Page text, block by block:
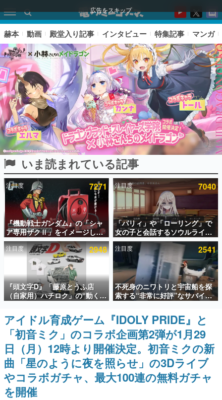
広告をスキップ
ピックアップ
電ファミのいま読まれている記事ランキング
アプリセール情報
インタビュー
連載・特集一覧
殿堂入り記事
SNS拡散数が数千以上！ ページビュー数万以上！ などな
ど。多くの人々に読まれた、電ファミ渾身の“殿堂入り”記
事をまとめました。
ゲームの企画書
名作ゲームクリエイターの方々に製作時のエピソードをお
聞きし、ヒットする企画（ゲーム）とは何か？を探ってい
きます。
赫本
この物語を解いてはいけない。『赫本』は、〈試験問題〉
の形をした短編ホラー小説集です。
赫本 動画 殿堂入り記事 インタビュー 特集記事 マンガ
いま読まれている記事
注目度 7271
『機動戦士ガンダム』の「シャ
ア専用ザクⅡ」をイメージした
散水ホースリールが予約開始。
本体にはシャアのパーソナルマ
ークやジオン公国軍のエンブレ
ム、型式番号などを配置
注目度 7040
「パリィ」や「ローリング」で
女の子と会話するソウルライク
恋愛ゲーム『小早川さんはソウ
ルライク』無料公開。返事に失
敗すると「YOU DIED」
注目度 2948
『頭文字D』「藤原とうふ店
（自家用）ハチロク」の“動くテ
ィッシュケース”が買えるポップ
アップショップが開催へ。マン
ガの舞台である群馬の「イオン
モール高崎」にて、8月11日か
ら8月20日までの期間限定で開
催予定
注目度 2541
不死身のニワトリと宇宙船を探
索する“非常に好評”なサバイバ
ルゲーム『Breathedge』が無
料で配布中。入手できる期間は8
月10日まで
アイドル育成ゲーム『IDOLY PRIDE』と
「初音ミク」のコラボ企画第2弾が1月29
日（月）12時より開催決定。初音ミクの新
曲「星のように夜を照らせ」の3Dライブ
やコラボガチャ、最大100連の無料ガチャ
を開催